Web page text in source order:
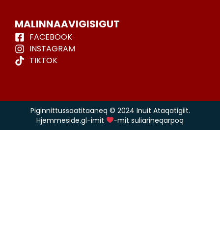
MALINNAAVIGISIGUT
FACEBOOK
INSTAGRAM
TIKTOK
Piginnittussaatitaaneq © 2024 Inuit Ataqatigiit.
Hjemmeside.gl-imit
-mit suliarineqarpoq